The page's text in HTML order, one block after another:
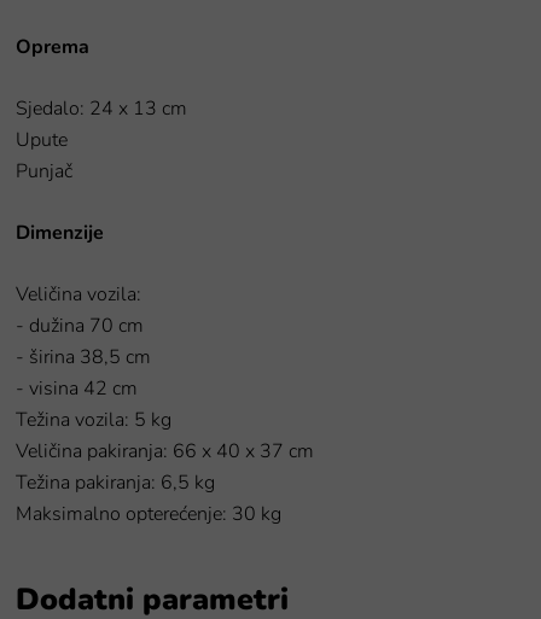
Oprema
Sjedalo: 24 x 13 cm
Upute
Punjač
Dimenzije
Veličina vozila:
- dužina 70 cm
- širina 38,5 cm
- visina 42 cm
Težina vozila: 5 kg
Veličina pakiranja: 66 x 40 x 37 cm
Težina pakiranja: 6,5 kg
Maksimalno opterećenje: 30 kg
Dodatni parametri